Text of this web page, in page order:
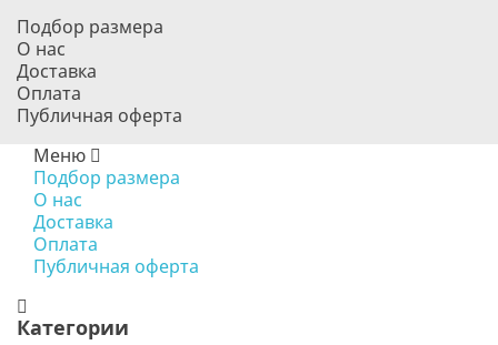
Подбор размера
О нас
Доставка
Оплата
Публичная оферта
Меню
Подбор размера
О нас
Доставка
Оплата
Публичная оферта
Категории